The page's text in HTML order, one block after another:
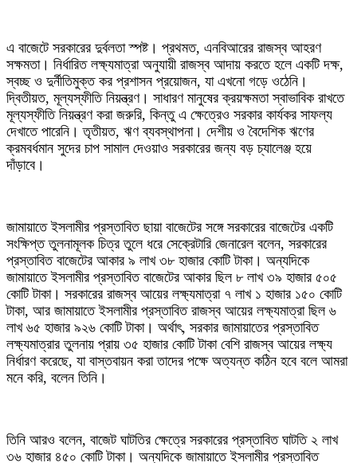
এ বাজেটে সরকারের দুর্বলতা স্পষ্ট। প্রথমত, এনবিআরের রাজস্ব আহরণ
সক্ষমতা। নির্ধারিত লক্ষ্যমাত্রা অনুযায়ী রাজস্ব আদায় করতে হলে একটি দক্ষ,
স্বচ্ছ ও দুর্নীতিমুক্ত কর প্রশাসন প্রয়োজন, যা এখনো গড়ে ওঠেনি।
দ্বিতীয়ত, মূল্যস্ফীতি নিয়ন্ত্রণ। সাধারণ মানুষের ক্রয়ক্ষমতা স্বাভাবিক রাখতে
মূল্যস্ফীতি নিয়ন্ত্রণ করা জরুরি, কিন্তু এ ক্ষেত্রেও সরকার কার্যকর সাফল্য
দেখাতে পারেনি। তৃতীয়ত, ঋণ ব্যবস্থাপনা। দেশীয় ও বৈদেশিক ঋণের
ক্রমবর্ধমান সুদের চাপ সামাল দেওয়াও সরকারের জন্য বড় চ্যালেঞ্জ হয়ে
দাঁড়াবে।
জামায়াতে ইসলামীর প্রস্তাবিত ছায়া বাজেটের সঙ্গে সরকারের বাজেটের একটি
সংক্ষিপ্ত তুলনামূলক চিত্র তুলে ধরে সেক্রেটারি জেনারেল বলেন, সরকারের
প্রস্তাবিত বাজেটের আকার ৯ লাখ ৩৮ হাজার কোটি টাকা। অন্যদিকে
জামায়াতে ইসলামীর প্রস্তাবিত বাজেটের আকার ছিল ৮ লাখ ৩৯ হাজার ৫০৫
কোটি টাকা। সরকারের রাজস্ব আয়ের লক্ষ্যমাত্রা ৭ লাখ ১ হাজার ১৫০ কোটি
টাকা, আর জামায়াতে ইসলামীর প্রস্তাবিত রাজস্ব আয়ের লক্ষ্যমাত্রা ছিল ৬
লাখ ৬৫ হাজার ৯২৬ কোটি টাকা। অর্থাৎ, সরকার জামায়াতের প্রস্তাবিত
লক্ষ্যমাত্রার তুলনায় প্রায় ৩৫ হাজার কোটি টাকা বেশি রাজস্ব আয়ের লক্ষ্য
নির্ধারণ করেছে, যা বাস্তবায়ন করা তাদের পক্ষে অত্যন্ত কঠিন হবে বলে আমরা
মনে করি, বলেন তিনি।
তিনি আরও বলেন, বাজেট ঘাটতির ক্ষেত্রে সরকারের প্রস্তাবিত ঘাটতি ২ লাখ
৩৬ হাজার ৪৫০ কোটি টাকা। অন্যদিকে জামায়াতে ইসলামীর প্রস্তাবিত